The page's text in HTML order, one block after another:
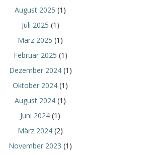
August 2025 (1)
Juli 2025 (1)
März 2025 (1)
Februar 2025 (1)
Dezember 2024(1)
Oktober 2024 (1)
August 2024 (1)
Juni 2024 (1)
März 2024 (2)
November 2023 (1)